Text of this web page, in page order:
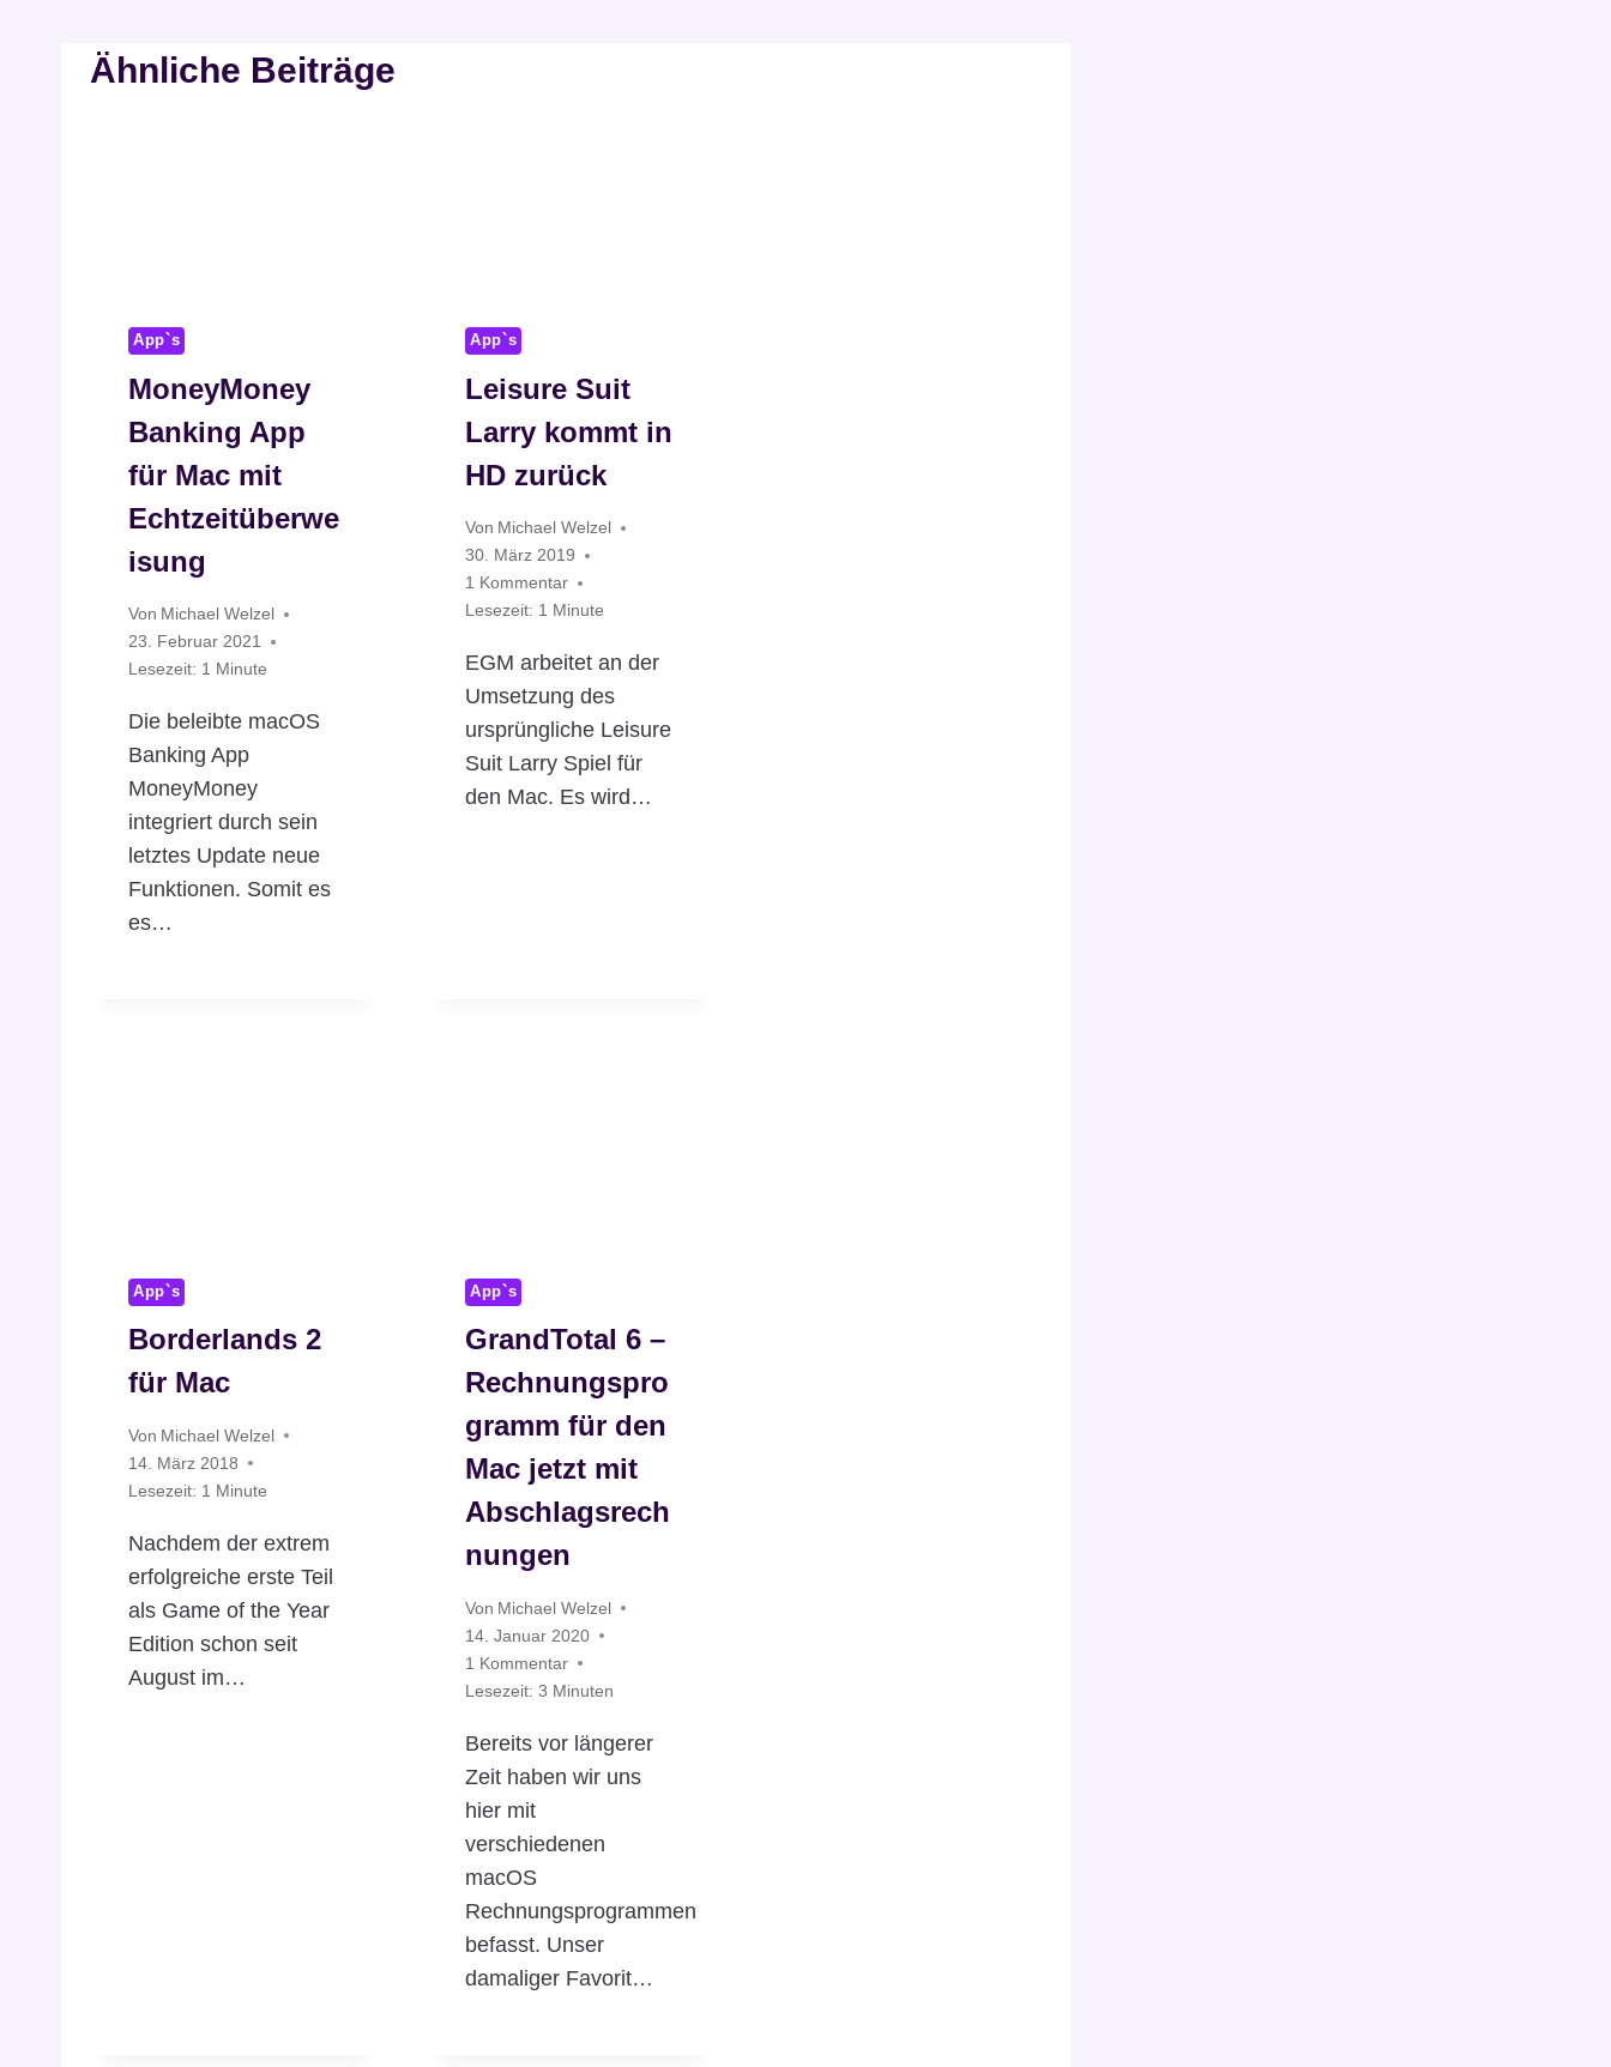
Ähnliche Beiträge
App`s
MoneyMoney
Banking App
für Mac mit
Echtzeitüberwe
isung
Von Michael Welzel
23. Februar 2021
Lesezeit: 1 Minute
Die beleibte macOS
Banking App
MoneyMoney
integriert durch sein
letztes Update neue
Funktionen. Somit es
es…
App`s
Leisure Suit
Larry kommt in
HD zurück
Von Michael Welzel
30. März 2019
1 Kommentar
Lesezeit: 1 Minute
EGM arbeitet an der
Umsetzung des
ursprüngliche Leisure
Suit Larry Spiel für
den Mac. Es wird…
App`s
Borderlands 2
für Mac
Von Michael Welzel
14. März 2018
Lesezeit: 1 Minute
Nachdem der extrem
erfolgreiche erste Teil
als Game of the Year
Edition schon seit
August im…
App`s
GrandTotal 6 –
Rechnungspro
gramm für den
Mac jetzt mit
Abschlagsrech
nungen
Von Michael Welzel
14. Januar 2020
1 Kommentar
Lesezeit: 3 Minuten
Bereits vor längerer
Zeit haben wir uns
hier mit
verschiedenen
macOS
Rechnungsprogrammen
befasst. Unser
damaliger Favorit…